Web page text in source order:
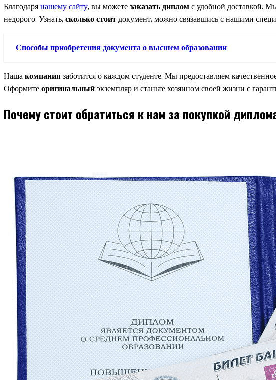
Благодарянашему сайту, вы можетезаказать дипломс удобной доставкой.
недорого. Узнать,сколько стоитдокумент, можно связавшись с нашими
Способы приобретения документа о высшем образовании
Нашакомпаниязаботится о каждом студенте. Мы предоставляем
Оформитеоригинальныйэкземпляр и станьте хозяином своей жизни с
Почему стоит обратиться к нам за покупкой